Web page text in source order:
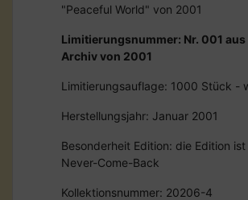
"Peaceful World" von 2001
Limitierungsnummer: Nr. 001 aus
Archiv von 2001
Limitierungsauflage: 1000 Stück -
Herstellungsjahr: Januar 2001
Besonderheit Edition: die Edition
Never-Come-Back
Kollektionsnummer: 20206-4